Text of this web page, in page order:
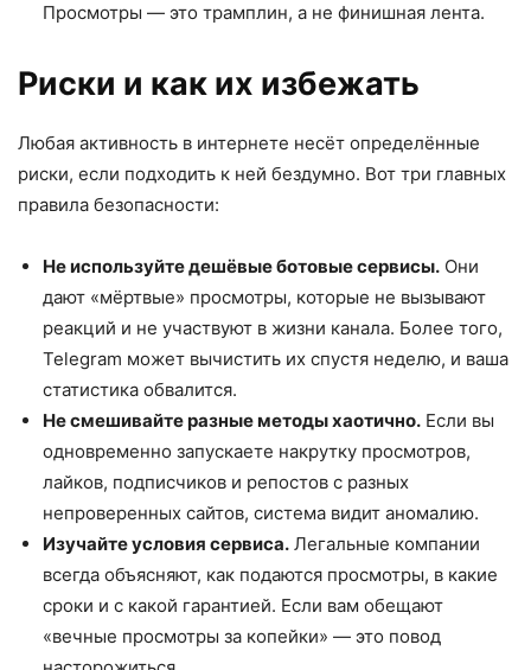
Просмотры — это трамплин, а не финишная лента.
Риски и как их избежать
Любая активность в интернете несёт определённые
риски, если подходить к ней бездумно. Вот три главных
правила безопасности:
Не используйте дешёвые ботовые сервисы. Они
дают «мёртвые» просмотры, которые не вызывают
реакций и не участвуют в жизни канала. Более того,
Telegram может вычистить их спустя неделю, и ваша
статистика обвалится.
Не смешивайте разные методы хаотично. Если вы
одновременно запускаете накрутку просмотров,
лайков, подписчиков и репостов с разных
непроверенных сайтов, система видит аномалию.
Изучайте условия сервиса. Легальные компании
всегда объясняют, как подаются просмотры, в какие
сроки и с какой гарантией. Если вам обещают
«вечные просмотры за копейки» — это повод